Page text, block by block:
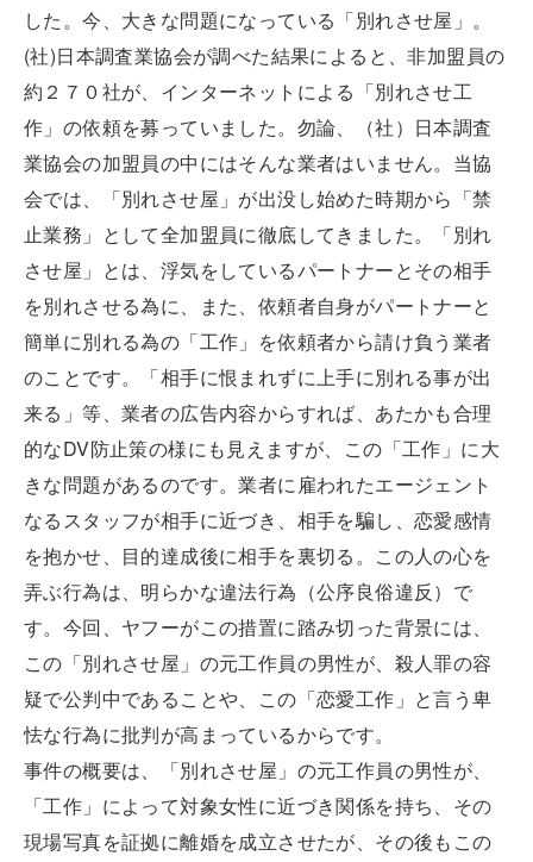
した。今、大きな問題になっている「別れさせ屋」。
(社)日本調査業協会が調べた結果によると、非加盟員の
約２７０社が、インターネットによる「別れさせ工
作」の依頼を募っていました。勿論、（社）日本調査
業協会の加盟員の中にはそんな業者はいません。当協
会では、「別れさせ屋」が出没し始めた時期から「禁
止業務」として全加盟員に徹底してきました。「別れ
させ屋」とは、浮気をしているパートナーとその相手
を別れさせる為に、また、依頼者自身がパートナーと
簡単に別れる為の「工作」を依頼者から請け負う業者
のことです。「相手に恨まれずに上手に別れる事が出
来る」等、業者の広告内容からすれば、あたかも合理
的なDV防止策の様にも見えますが、この「工作」に大
きな問題があるのです。業者に雇われたエージェント
なるスタッフが相手に近づき、相手を騙し、恋愛感情
を抱かせ、目的達成後に相手を裏切る。この人の心を
弄ぶ行為は、明らかな違法行為（公序良俗違反）で
す。今回、ヤフーがこの措置に踏み切った背景には、
この「別れさせ屋」の元工作員の男性が、殺人罪の容
疑で公判中であることや、この「恋愛工作」と言う卑
怯な行為に批判が高まっているからです。
事件の概要は、「別れさせ屋」の元工作員の男性が、
「工作」によって対象女性に近づき関係を持ち、その
現場写真を証拠に離婚を成立させたが、その後もこの